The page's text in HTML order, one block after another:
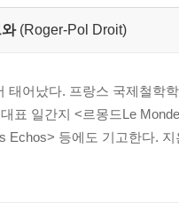
(Roger-Pol Droit)
태어났다. 프랑스 국제철학
표 일간지 <르몽드Le
Echos> 등에도 기고한다.